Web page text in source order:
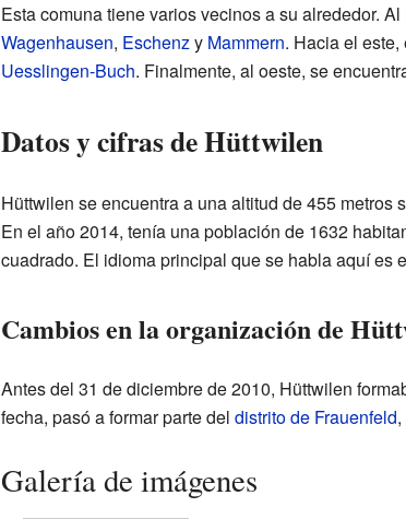
Esta comuna tiene varios vecinos a su alrededor.
Wagenhausen, Eschenzy Mammern. Hacia el este,
Uesslingen-Buch. Finalmente, al oeste, se
Datos y cifras de Hüttwilen
Hüttwilen se encuentra a una altitud de 455
En el año 2014, tenía una población de 1632
cuadrado. El idioma principal que se habla aquí es
Cambios en la organización de
Antes del 31 de diciembre de 2010, Hüttwilen
fecha, pasó a formar parte del distrito de Frauenfeld
Galería de imágenes